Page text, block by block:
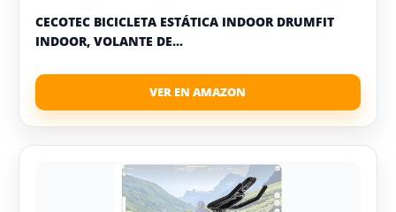
CECOTEC BICICLETA ESTÁTICA INDOOR DRUMFIT
INDOOR, VOLANTE DE...